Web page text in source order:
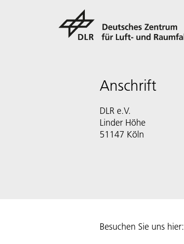
Anschrift
DLR e.V.
Linder Höhe
51147 Köln
Besuchen Sie uns hier: